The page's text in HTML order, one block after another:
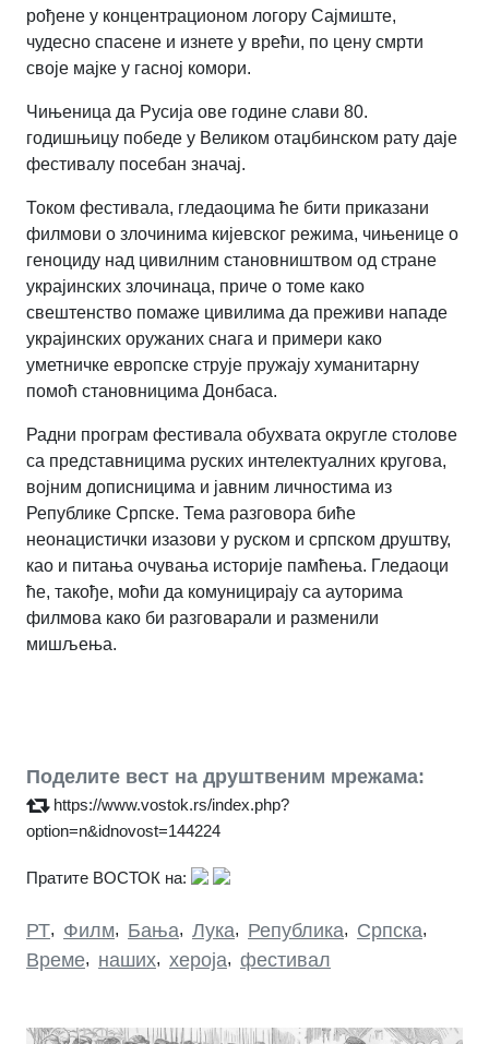
рођене у концентрационом логору Сајмиште,
чудесно спасене и изнете у врећи, по цену смрти
своје мајке у гасној комори.
Чињеница да Русија ове године слави 80.
годишњицу победе у Великом отаџбинском рату даје
фестивалу посебан значај.
Током фестивала, гледаоцима ће бити приказани
филмови о злочинима кијевског режима, чињенице о
геноциду над цивилним становништвом од стране
украјинских злочинаца, приче о томе како
свештенство помаже цивилима да преживи нападе
украјинских оружаних снага и примери како
уметничке европске струје пружају хуманитарну
помоћ становницима Донбаса.
Радни програм фестивала обухвата округле столове
са представницима руских интелектуалних кругова,
војним дописницима и јавним личностима из
Републике Српске. Тема разговора биће
неонацистички изазови у руском и српском друштву,
као и питања очувања историје памћења. Гледаоци
ће, такође, моћи да комуницирају са ауторима
филмова како би разговарали и разменили
мишљења.
Поделите вест на друштвеним мрежама:
https://www.vostok.rs/index.php?
option=n&idnovost=144224
Пратите ВОСТОК на:
РТ, Филм, Бања, Лука, Република, Српска,
Време, наших, хероја, фестивал